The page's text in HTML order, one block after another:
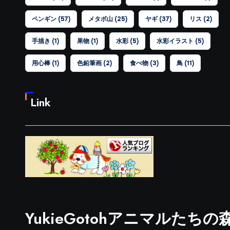
ペンギン (57) メタボ山 (25) ヤギ(37) リス (2)
手描き (1) 果物 (1) 水彩 (5) 水彩イラスト (5)
用心棒 (1) 色鉛筆画 (2) 食べ物 (3) 鳥 (11)
Link
YukieGotohアニマルたちの